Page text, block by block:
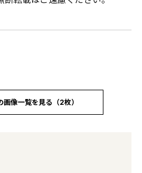
画像一覧を見る（2枚）